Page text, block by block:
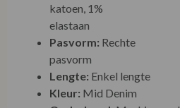
Kleur:Mid Denim
Onderhoud:
Product ID:3872
Materiaal en
De Charlie Straight Jean is